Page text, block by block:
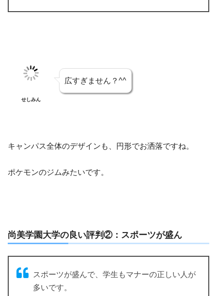
せしみん
広すぎません？^^
キャンパス全体のデザインも、円形でお洒落ですね。
ポケモンのジムみたいです。
尚美学園大学の良い評判②：スポーツが盛ん
スポーツが盛んで、学生もマナーの正しい人が
多いです。